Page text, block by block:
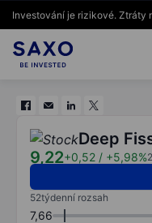
Investování je rizikové. Ztráty
Deep
9,22+0,52 / +5,98%
52týdenní rozsah
7,66